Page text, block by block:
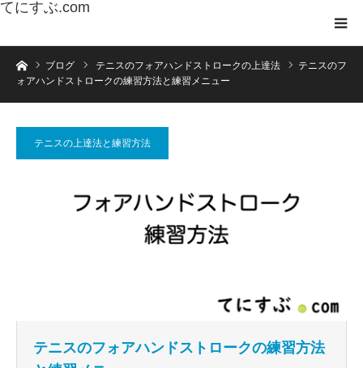
てにすぶ.com
ホームブログ テニスのフォアハンドストロークの上達法
テニスのフ
ォアハンドストロークの練習方法と練習メニュー
テニスの上達法と練習方法
テニスのフォアハンドストロークの練習方法